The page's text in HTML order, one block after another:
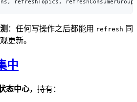
：任何写操作之后都能用 refresh 同
更新。
中
态中心，持有：